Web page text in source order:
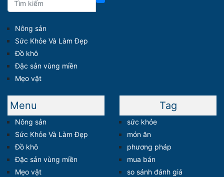
Nông sản
Sức Khỏe Và Làm Đẹp
Đồ khô
Đặc sản vùng miền
Mẹo vặt
Menu
Nông sản
Sức Khỏe Và Làm Đẹp
Đồ khô
Đặc sản vùng miền
Mẹo vặt
Tag
sức khỏe
món ăn
phương pháp
mua bán
so sánh đánh giá